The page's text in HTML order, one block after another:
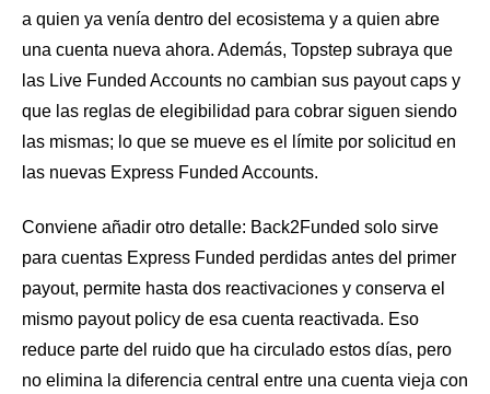
a quien ya venía dentro del ecosistema y a quien abre
una cuenta nueva ahora. Además, Topstep subraya que
las Live Funded Accounts no cambian sus payout caps y
que las reglas de elegibilidad para cobrar siguen siendo
las mismas; lo que se mueve es el límite por solicitud en
las nuevas Express Funded Accounts.
Conviene añadir otro detalle: Back2Funded solo sirve
para cuentas Express Funded perdidas antes del primer
payout, permite hasta dos reactivaciones y conserva el
mismo payout policy de esa cuenta reactivada. Eso
reduce parte del ruido que ha circulado estos días, pero
no elimina la diferencia central entre una cuenta vieja con